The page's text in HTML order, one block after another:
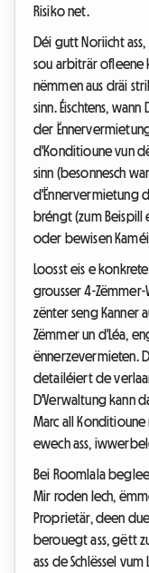
Risiko net.
Déi gutt Noriicht
sou arbiträr ofleene
nëmmen aus dräi
sinn. Éischtens,
der
d'Konditioune vun
sinn (besonnesch
d'Ënnervermietung
bréngt (zum
oder bewisen
Loosst eis e
grousser 4-
zënter seng Kanner
Zëmmer un d'Léa,
ënnerzevermieten.
detailéiert de
D'Verwaltung kann
Marc all
ewech ass,
Bei Roomlala
Mir roden Iech,
Proprietär, deen
berouegt ass, gëtt
ass de Schlëssel